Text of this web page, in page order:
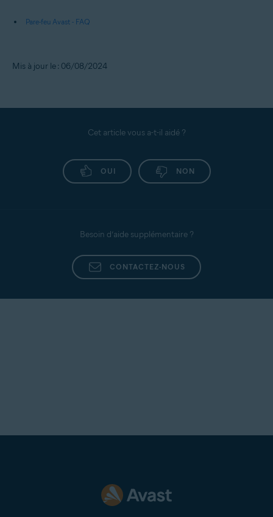
Pare-feu Avast - FAQ
Mis à jour le : 06/08/2024
Cet article vous a-t-il aidé ?
OUI NON
Besoin d’aide supplémentaire ?
CONTACTEZ-NOUS